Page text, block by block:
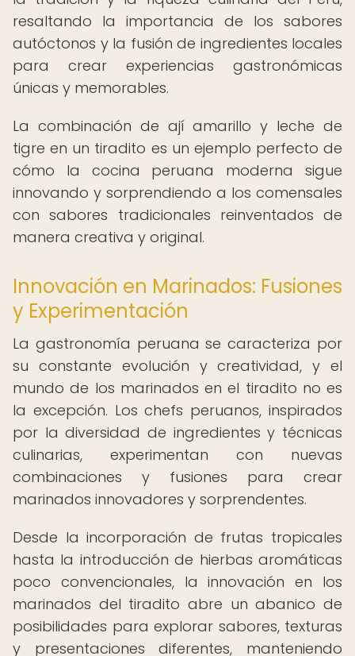
resaltando la importancia de los sabores
autóctonos y la fusión de ingredientes locales
para crear experiencias gastronómicas
únicas y memorables.
La combinación de ají amarillo y leche de
tigre en un tiradito es un ejemplo perfecto de
cómo la cocina peruana moderna sigue
innovando y sorprendiendo a los comensales
con sabores tradicionales reinventados de
manera creativa y original.
Innovación en Marinados: Fusiones
y Experimentación
La gastronomía peruana se caracteriza por
su constante evolución y creatividad, y el
mundo de los marinados en el tiradito no es
la excepción. Los chefs peruanos, inspirados
por la diversidad de ingredientes y técnicas
culinarias, experimentan con nuevas
combinaciones y fusiones para crear
marinados innovadores y sorprendentes.
Desde la incorporación de frutas tropicales
hasta la introducción de hierbas aromáticas
poco convencionales, la innovación en los
marinados del tiradito abre un abanico de
posibilidades para explorar sabores, texturas
y presentaciones diferentes, manteniendo